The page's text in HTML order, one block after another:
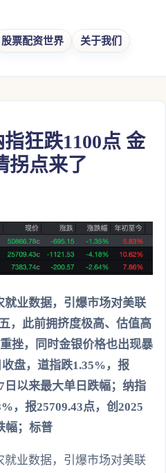
股票配资世界 关于我们
狂跌1100点 金
拐点来了
就业数据，引爆市场对美联
，此前拥挤度极高、估值高
挫，同时金银价格也出现暴
盘，道指跌1.35%，报
日以来最大单日跌幅；纳指
，报25709.43点，创2025
幅；标普
就业数据，引爆市场对美联